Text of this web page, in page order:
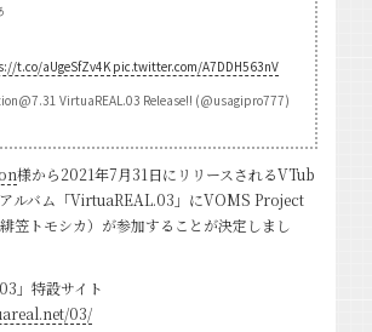
t.co/aUgeSfZv4K pic.twitter.com/A7DDH563nV
VirtuaREAL.03 Release!! (@usagipro777)
様から2021年7月31日にリリースされるVTub
ルバム「VirtuaREAL.03」にVOMS Project
緋笠トモシカ）が参加することが決定しまし
」特設サイト
03/